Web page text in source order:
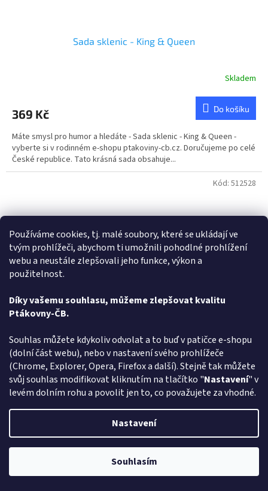
Používáme cookies, tj. malé soubory, které se ukládají ve
tvým prohlížeči, abychom ti umožnili pohodlné prohlížení
webu a neustále zlepšovali jeho funkce, výkon a
použitelnost.
Díky vašemu souhlasu, můžeme zlepšovat kvalitu
Ptákovny-ČB.
Souhlas můžete kdykoliv odvolat a to buď v patičce e-shopu
(dolní část webu), nebo v nastavení svého prohlížeče
(Chrome, Explorer, Opera, Firefox a další). Stejně tak můžete
svůj souhlas modifikovat kliknutím na tlačítko "Nastavení" v
levém dolním rohu a povolit jen to, co považujete za vhodné.
Nastavení
Souhlasím
Sada sklenic - King & Queen
je
z
5
hvězdiček.
Skladem
369 Kč Do košíku
Máte smysl pro humor a hledáte - Sada sklenic - King & Queen -
vyberte si v rodinném e-shopu ptakoviny-cb.cz. Doručujeme po celé
České republice. Tato krásná sada obsahuje...
Toaletní papír - Jazyk
Momentálně nedostupné
99 Kč DETAIL
Máte smysl pro humor a hledáte - Toaletní papír - Jazyk - vyberte si
v rodinném e-shopu ptakoviny-cb.cz. Doručujeme po celé České
Kód: 512528